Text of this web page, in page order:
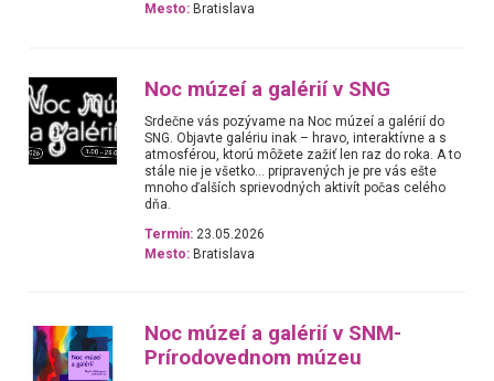
Mesto: Bratislava
Noc múzeí a galérií v SNG
Srdečne vás pozývame na Noc múzeí a galérií do
SNG. Objavte galériu inak – hravo, interaktívne a s
atmosférou, ktorú môžete zažiť len raz do roka. A to
stále nie je všetko… pripravených je pre vás ešte
mnoho ďalších sprievodných aktivít počas celého
dňa.
Termín: 23.05.2026
Mesto: Bratislava
Noc múzeí a galérií v SNM-
Prírodovednom múzeu